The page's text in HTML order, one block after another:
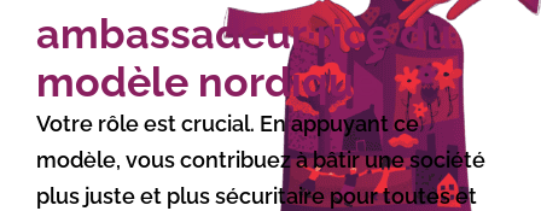
ambassadeur·rice du
modèle nordique
Votre rôle est crucial. En appuyant ce
modèle, vous contribuez à bâtir une société
plus juste et plus sécuritaire pour toutes et